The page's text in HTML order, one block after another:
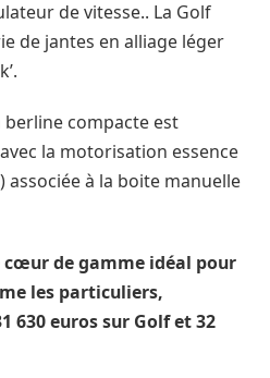
de vitesse.. La Golf
de jantes en alliage léger
berline compacte est
la motorisation essence
associée à la boite manuelle
cœur de gamme idéal pour
les particuliers,
630 euros sur Golf et 32